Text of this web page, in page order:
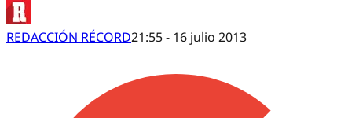
REDACCIÓN RÉCORD21:55 - 16 julio 2013